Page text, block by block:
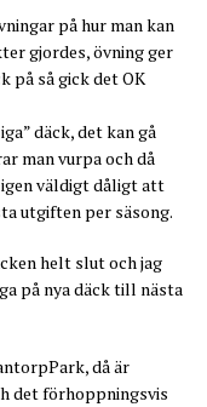
på hur man kan
gjordes, övning ger
på så gick det OK
däck, det kan gå
man vurpa och då
väldigt dåligt att
utgiften per säsong.
helt slut och jag
på nya däck till nästa
då är
det förhoppningsvis